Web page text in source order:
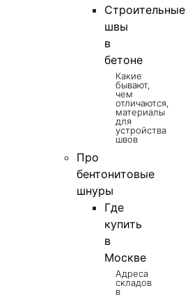
Строительные
швы
в
бетоне
Какие
бывают,
чем
отличаются,
материалы
для
устройства
швов
Про
бентонитовые
шнуры
Где
купить
в
Москве
Адреса
складов
в